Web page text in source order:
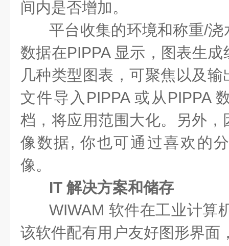
间内是否增加。
平台收集的环境和称重/
数据在PIPPA 显示，图表生
几种类型图表，可聚焦以及
文件导入PIPPA 或从PIPPA
档，将应用范围大化。另外
像数据, 你也可通过喜欢的
像。
IT 解决方案和储存
WIWAM 软件在工业计算
该软件配有用户友好图形界面